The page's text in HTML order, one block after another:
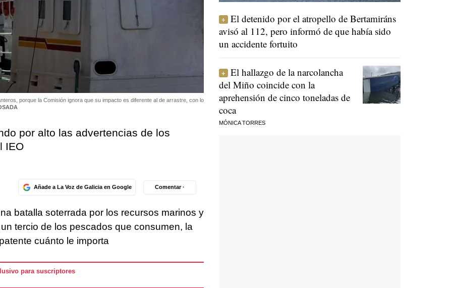
porque la Comisión ignora que su impacto es diferente al de arrastre, con lo
por alto las advertencias de los
IEO
Añade a La Voz de Galicia en Google Comentar ·
batalla soterrada por los recursos marinos y
tercio de los pescados que consumen, la
cuánto le importa
para suscriptores
El detenido por el atropello de Bertamiráns
avisó al 112, pero informó de que había sido
un accidente fortuito
El hallazgo de la narcolancha
del Miño coincide con la
aprehensión de cinco toneladas de
coca
MÓNICA TORRES